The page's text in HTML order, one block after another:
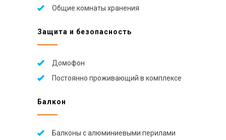
Общие комнаты хранения
Защита и безопасность
Домофон
Постоянно проживающий в комплексе
Балкон
Балконы с алюминиевыми перилами